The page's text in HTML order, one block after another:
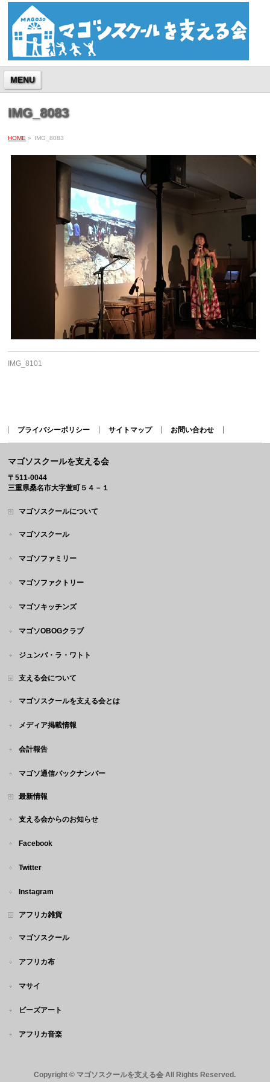
MENU
IMG_8083
HOME » IMG_8083
IMG_8101
プライバシーポリシー サイトマップ お問い合わせ
マゴソスクールを支える会
〒511-0044
三重県桑名市大字萱町５４－１
マゴソスクールについて
マゴソスクール
マゴソファミリー
マゴソファクトリー
マゴソキッチンズ
マゴソOBOGクラブ
ジュンバ・ラ・ワトト
支える会について
マゴソスクールを支える会とは
メディア掲載情報
会計報告
マゴソ通信バックナンバー
最新情報
支える会からのお知らせ
Facebook
Twitter
Instagram
アフリカ雑貨
マゴソスクール
アフリカ布
マサイ
ビーズアート
アフリカ音楽
Copyright © マゴソスクールを支える会 All Rights Reserved.